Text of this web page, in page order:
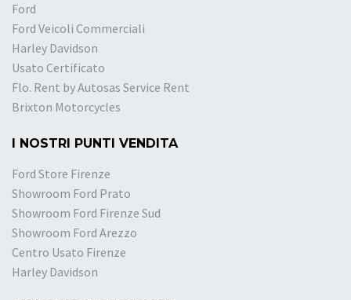
Ford
Ford Veicoli Commerciali
Harley Davidson
Usato Certificato
Flo. Rent by Autosas Service Rent
Brixton Motorcycles
I NOSTRI PUNTI VENDITA
Ford Store Firenze
Showroom Ford Prato
Showroom Ford Firenze Sud
Showroom Ford Arezzo
Centro Usato Firenze
Harley Davidson